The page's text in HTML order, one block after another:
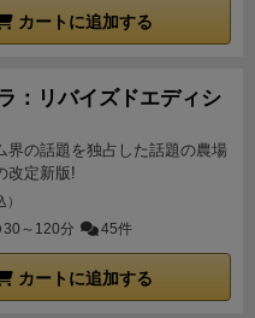
えると「★ボーナス」をも
出来たり，燃料を2目盛給油
ボーナスは最初からアテにし
あるくらいで，このゲームで
ではありません。しかし，手
の際の目的地ともなる事か
てしまって良いのか，取って
みます。付け札にしてボーナ
ても使いたいのが悩ましい特
】上記のとおり手番でのアク
イトするには燃料が必要でカ
非常に悩ましく楽しいで
トを羅列すると、どの都市に
には何色のキューブがあるの
のゲートにあるのか。そのゲ
アクションがあるのか。同時
出来るのか。そこには何色の
色のダイスはどのゲートにあ
カートに追加する
：リバイズドエディシ
界の話題を独占した話題の農場
改定新版!
）
30～120分 45件
カートに追加する